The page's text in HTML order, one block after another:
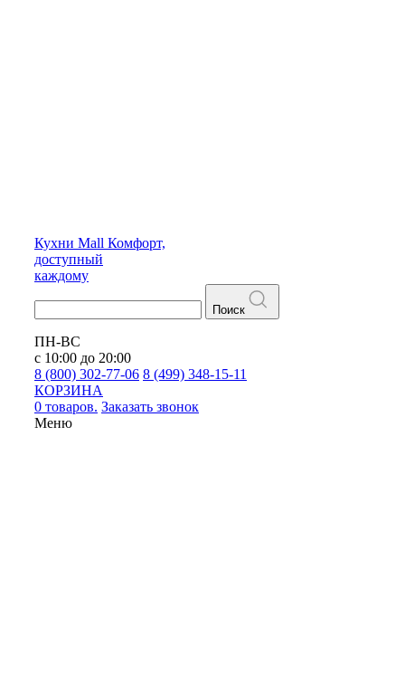
Кухни Mall Комфорт,
доступный
каждому
Поиск
ПН-ВС
с 10:00 до 20:00
8 (800) 302-77-06 8 (499) 348-15-11
КОРЗИНА
0 товаров. Заказать звонок
Меню